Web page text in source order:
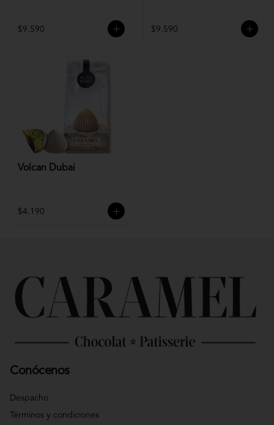
$9.590 $9.590
Volcan Dubai
$4.190
Conócenos
Despacho
Términos y condiciones